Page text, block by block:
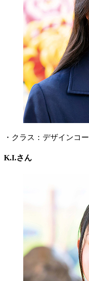
・クラス：デザインコ
K.I.さん